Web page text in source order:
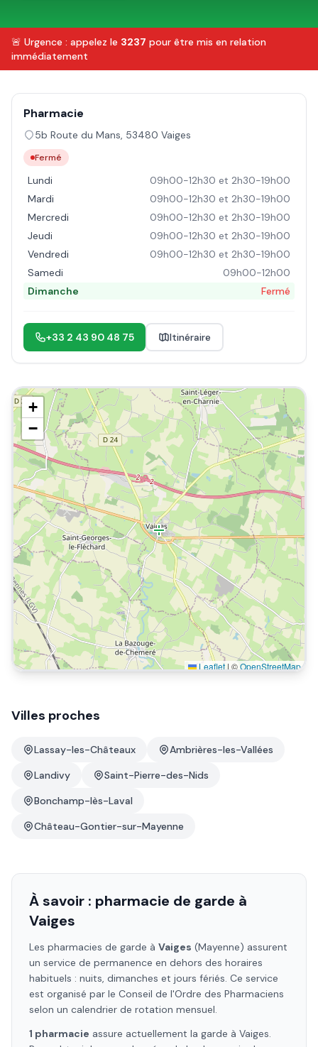
🚨 Urgence : appelez le 3237 pour être mis en relation
immédiatement
Pharmacie
5b Route du Mans, 53480 Vaiges
Fermé
Lundi
09h00-12h30 et 2h30-19h00
Mardi
09h00-12h30 et 2h30-19h00
Mercredi
09h00-12h30 et 2h30-19h00
Jeudi
09h00-12h30 et 2h30-19h00
Vendredi
09h00-12h30 et 2h30-19h00
Samedi
09h00-12h00
Dimanche
Fermé
+33 2 43 90 48 75 Itinéraire
+
−
Leaflet | ©OpenStreetMap
Villes proches
Lassay-les-Châteaux
Ambrières-les-Vallées
Landivy
Saint-Pierre-des-Nids
Bonchamp-lès-Laval
Château-Gontier-sur-Mayenne
À savoir : pharmacie de garde à
Vaiges
Les pharmacies de garde à Vaiges (Mayenne) assurent
un service de permanence en dehors des horaires
habituels : nuits, dimanches et jours fériés. Ce service
est organisé par le Conseil de l'Ordre des Pharmaciens
selon un calendrier de rotation mensuel.
1 pharmacie assure actuellement la garde à Vaiges.